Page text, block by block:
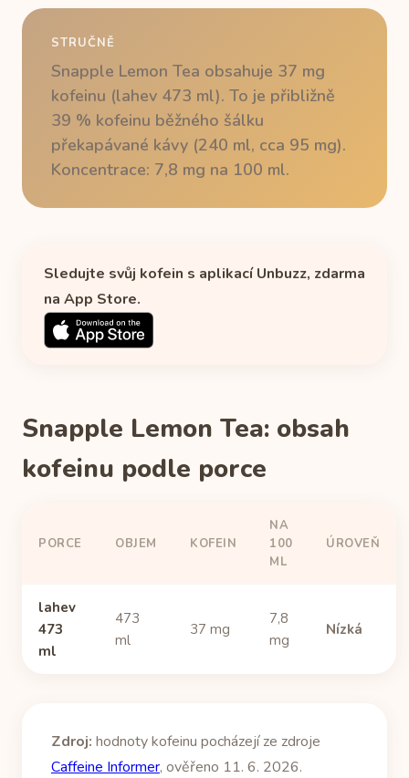
STRUČNĚ
Snapple Lemon Tea obsahuje 37 mg
kofeinu (lahev 473 ml). To je přibližně
39 % kofeinu běžného šálku
překapávané kávy (240 ml, cca 95 mg).
Koncentrace: 7,8 mg na 100 ml.
Sledujte svůj kofein s aplikací Unbuzz, zdarma
na App Store.
Snapple Lemon Tea: obsah
kofeinu podle porce
PORCE OBJEM KOFEIN
NA
100
ML
ÚROVEŇ
lahev
473
ml
473
ml
37 mg
7,8
mg
Nízká
Zdroj: hodnoty kofeinu pocházejí ze zdroje
Caffeine Informer, ověřeno 11. 6. 2026.